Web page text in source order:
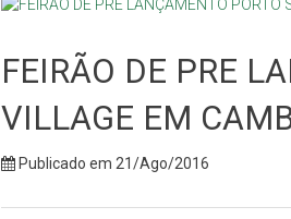
FEIRÃO DE PRE
VILLAGE EM
Publicado em 21/Ago/2016